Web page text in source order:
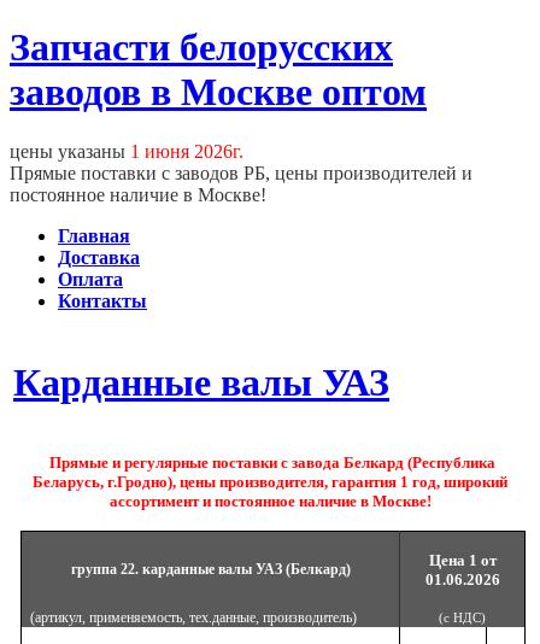
Запчасти белорусских
заводов в Москве оптом
цены указаны 1 июня 2026г.
Прямые поставки с заводов РБ, цены производителей и
постоянное наличие в Москве!
Главная
Доставка
Оплата
Контакты
Карданные валы УАЗ
Прямые и регулярные поставки с завода Белкард (Республика
Беларусь, г.Гродно), цены производителя, гарантия 1 год, широкий
ассортимент и постоянное наличие в Москве!
группа 22. карданные валы УАЗ (Белкард)
Цена 1 от
01.06.2026
(артикул, применяемость, тех.данные, производитель) (с НДС)